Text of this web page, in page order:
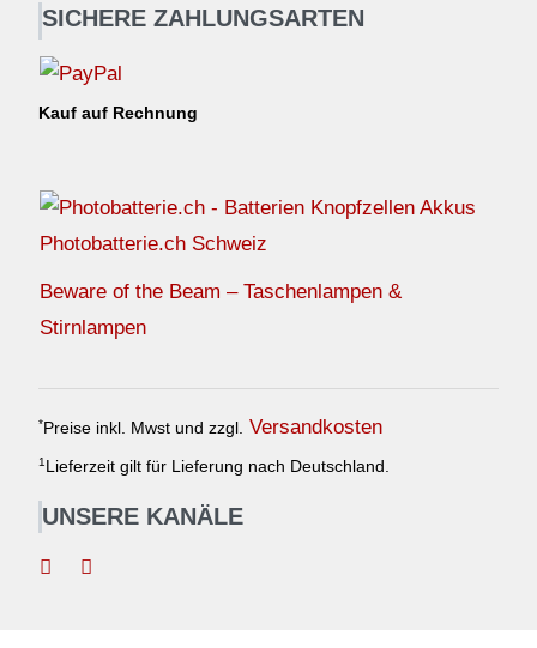
SICHERE ZAHLUNGSARTEN
Kauf auf Rechnung
Photobatterie.ch Schweiz
Beware of the Beam – Taschenlampen &
Stirnlampen
* Preise inkl. Mwst und zzgl. Versandkosten
1 Lieferzeit gilt für Lieferung nach Deutschland.
UNSERE KANÄLE